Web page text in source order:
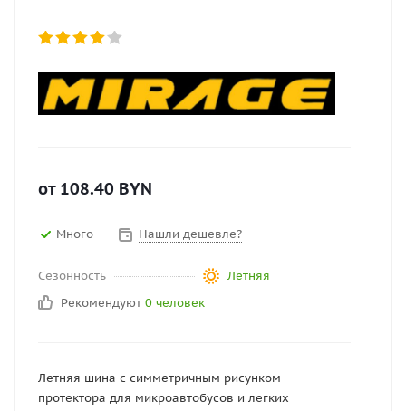
от 108.40 BYN
Много Нашли дешевле?
Сезонность
Летняя
Рекомендуют 0 человек
Летняя шина с симметричным рисунком
протектора для микроавтобусов и легких